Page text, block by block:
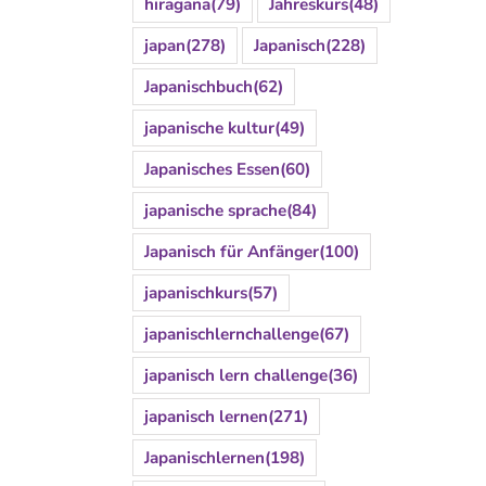
japan(278) Japanisch(228)
Japanischbuch(62)
japanische kultur(49)
Japanisches Essen(60)
japanische sprache(84)
Japanisch für Anfänger(100)
japanischkurs(57)
japanischlernchallenge(67)
japanisch lern challenge(36)
japanisch lernen(271)
Japanischlernen(198)